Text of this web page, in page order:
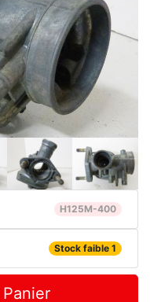
H125M-400
Stock faible 1